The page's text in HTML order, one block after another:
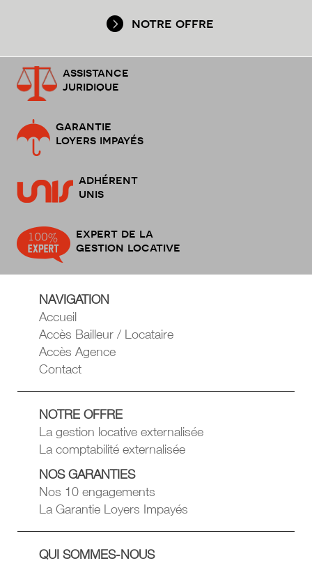
notre offre
assistance
juridique
garantie
loyers impayés
adhérent
unis
expert de la
gestion locative
NAVIGATION
Accueil
Accès Bailleur / Locataire
Accès Agence
Contact
NOTRE OFFRE
La gestion locative externalisée
La comptabilité externalisée
NOS GARANTIES
Nos 10 engagements
La Garantie Loyers Impayés
QUI SOMMES-NOUS